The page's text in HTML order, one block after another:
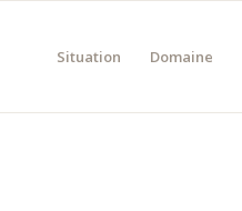
Situation Domaine